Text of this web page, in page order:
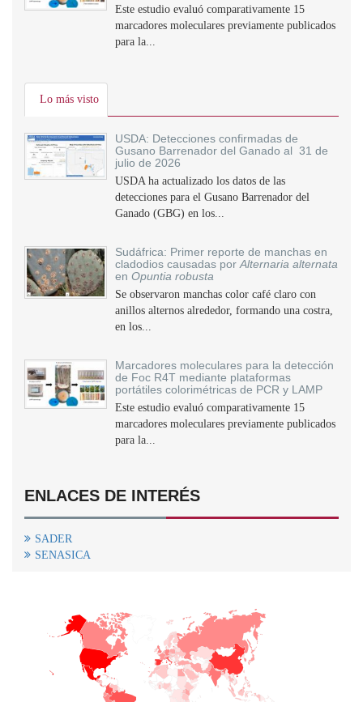
Este estudio evaluó comparativamente 15
marcadores moleculares previamente publicados
para la...
Lo más visto
USDA: Detecciones confirmadas de
Gusano Barrenador del Ganado al 31 de
julio de 2026
USDA ha actualizado los datos de las
detecciones para el Gusano Barrenador del
Ganado (GBG) en los...
Sudáfrica: Primer reporte de manchas en
cladodios causadas por Alternaria alternata
en Opuntia robusta
Se observaron manchas color café claro con
anillos alternos alrededor, formando una costra,
en los...
Marcadores moleculares para la detección
de Foc R4T mediante plataformas
portátiles colorimétricas de PCR y LAMP
Este estudio evaluó comparativamente 15
marcadores moleculares previamente publicados
para la...
ENLACES DE INTERÉS
SADER
SENASICA